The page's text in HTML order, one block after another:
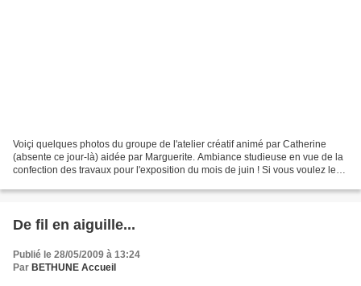
Voiçi quelques photos du groupe de l'atelier créatif animé par Catherine
(absente ce jour-là) aidée par Marguerite. Ambiance studieuse en vue de la
confection des travaux pour l'exposition du mois de juin ! Si vous voulez les
De fil en aiguille...
Publié le 28/05/2009 à 13:24
Par BETHUNE Accueil